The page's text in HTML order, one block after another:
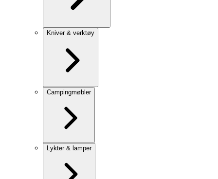
Kniver & verktøy
Campingmøbler
Lykter & lamper